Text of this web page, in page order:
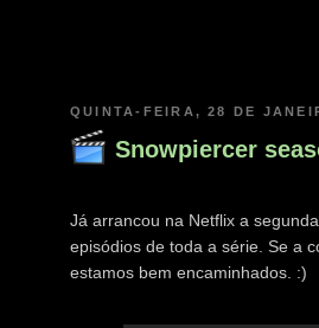
QUINTA-FEIRA, 28 DE
Snowpiercer
Já arrancou na Netflix a
episódios de toda a série. Se a
estamos bem encaminhados. :)